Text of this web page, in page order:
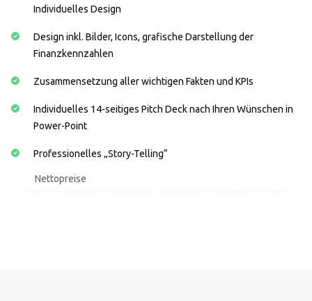
Individuelles Design
Design inkl. Bilder, Icons, grafische Darstellung der
Finanzkennzahlen
Zusammensetzung aller wichtigen Fakten und KPIs
Individuelles 14-seitiges Pitch Deck nach Ihren Wünschen in
Power-Point
Professionelles „Story-Telling“
Nettopreise